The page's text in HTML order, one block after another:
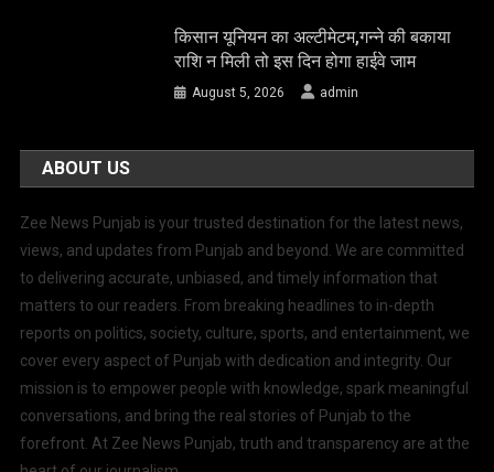
किसान यूनियन का अल्टीमेटम,गन्ने की बकाया
राशि न मिली तो इस दिन होगा हाईवे जाम
August 5, 2026 admin
ABOUT US
Zee News Punjab is your trusted destination for the latest news,
views, and updates from Punjab and beyond. We are committed
to delivering accurate, unbiased, and timely information that
matters to our readers. From breaking headlines to in-depth
reports on politics, society, culture, sports, and entertainment, we
cover every aspect of Punjab with dedication and integrity. Our
mission is to empower people with knowledge, spark meaningful
conversations, and bring the real stories of Punjab to the
forefront. At Zee News Punjab, truth and transparency are at the